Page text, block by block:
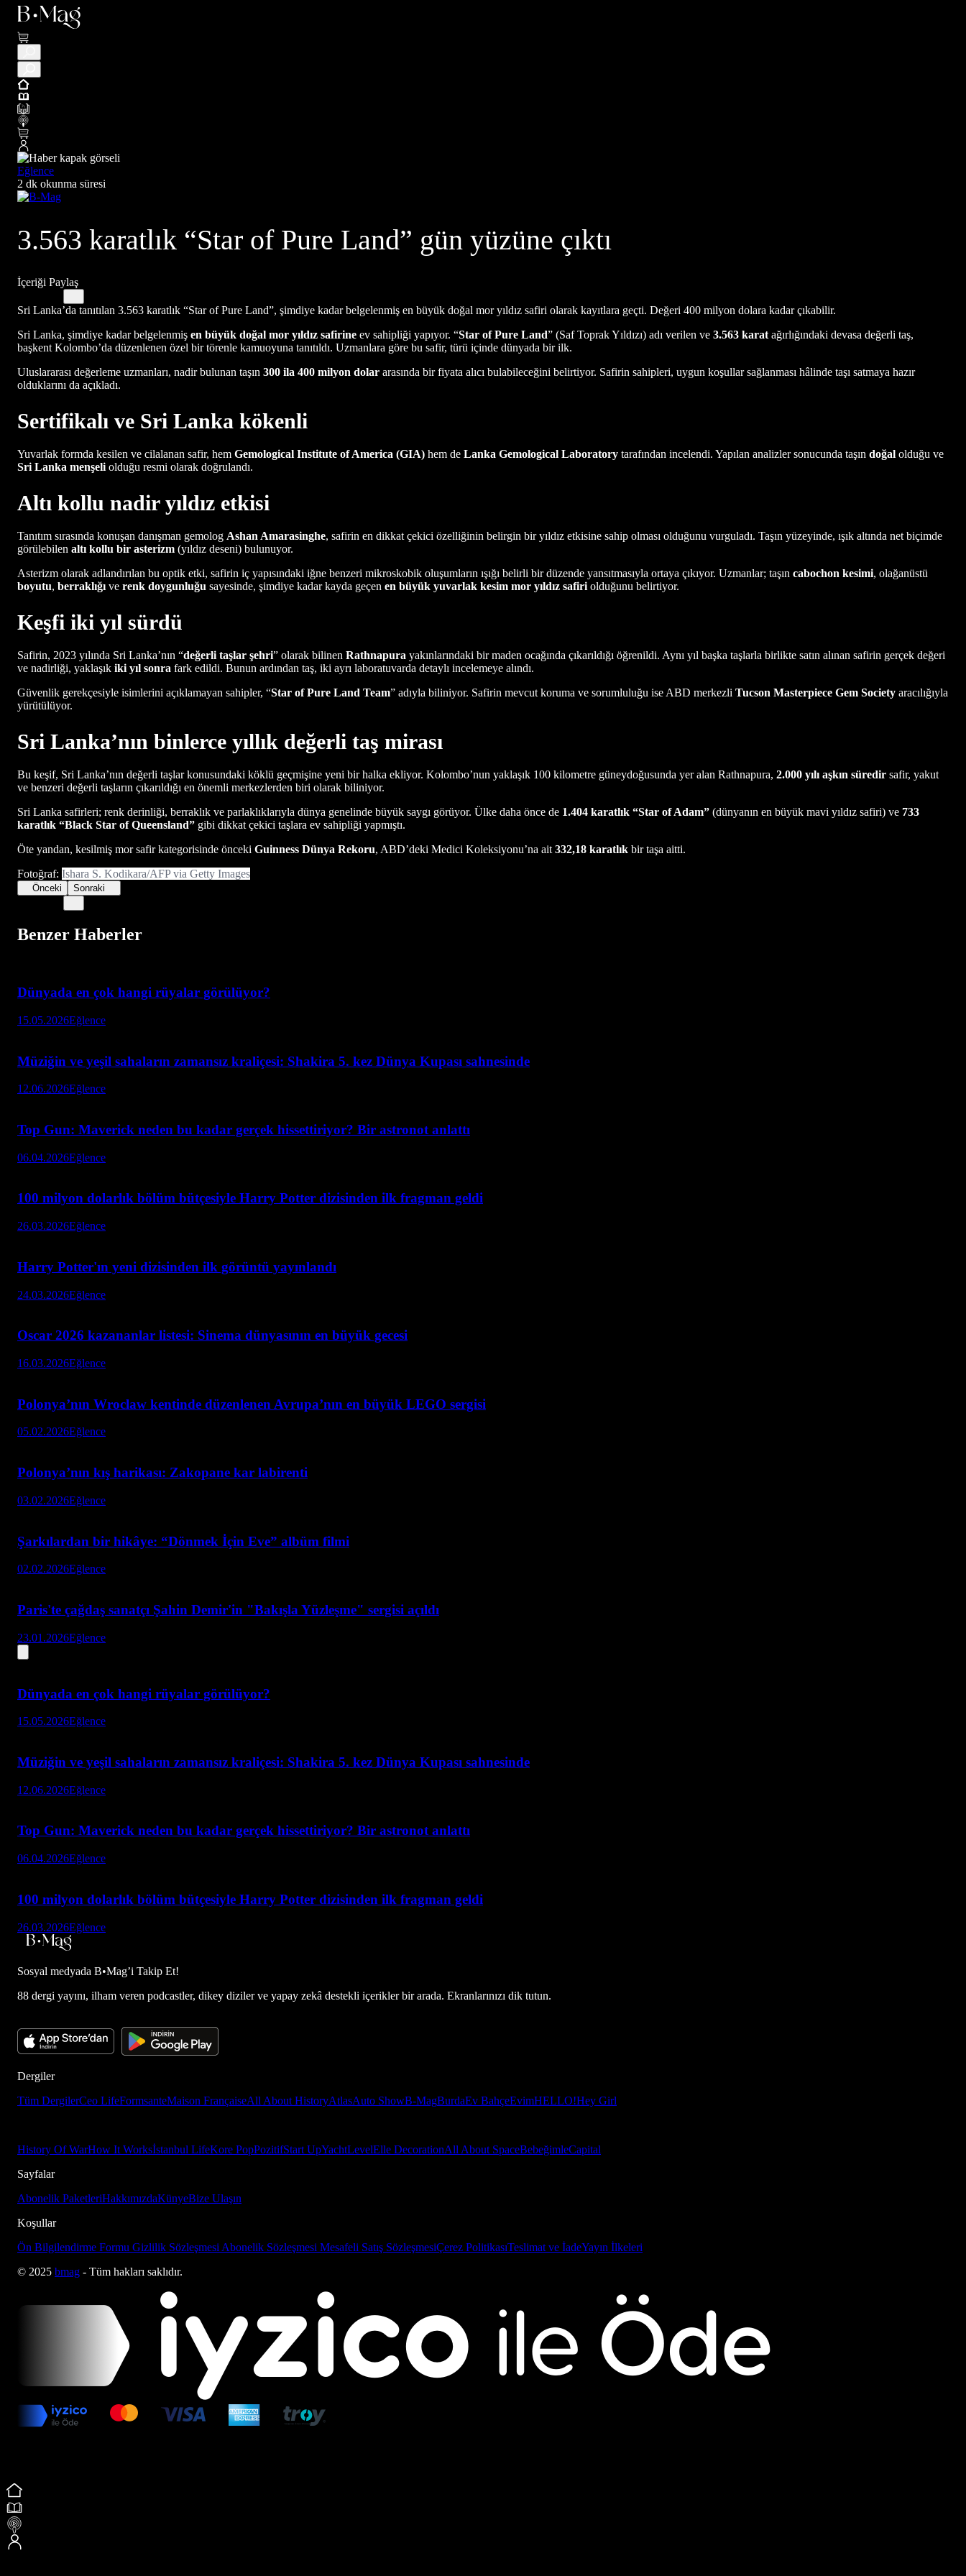
Eğlence
2 dk okunma süresi
3.563 karatlık “Star of Pure Land” gün yüzüne çıktı
İçeriği Paylaş
Sri Lanka’da tanıtılan 3.563 karatlık “Star of Pure Land”, şimdiye kadar belgelenmiş en büyük doğal mor yıldız safiri olarak kayıtlara geçti. Değeri 400 milyon dolara kadar çıkabilir.
Sri Lanka, şimdiye kadar belgelenmiş en büyük doğal mor yıldız safirine ev sahipliği yapıyor. “Star of Pure Land” (Saf Toprak Yıldızı) adı verilen ve 3.563 karat ağırlığındaki devasa değerli taş,
başkent Kolombo’da düzenlenen özel bir törenle kamuoyuna tanıtıldı. Uzmanlara göre bu safir, türü içinde dünyada bir ilk.
Uluslararası değerleme uzmanları, nadir bulunan taşın 300 ila 400 milyon dolar arasında bir fiyata alıcı bulabileceğini belirtiyor. Safirin sahipleri, uygun koşullar sağlanması hâlinde taşı satmaya hazır
olduklarını da açıkladı.
Sertifikalı ve Sri Lanka kökenli
Yuvarlak formda kesilen ve cilalanan safir, hem Gemological Institute of America (GIA) hem de Lanka Gemological Laboratory tarafından incelendi. Yapılan analizler sonucunda taşın doğal olduğu ve
Sri Lanka menşeli olduğu resmi olarak doğrulandı.
Altı kollu nadir yıldız etkisi
Tanıtım sırasında konuşan danışman gemolog Ashan Amarasinghe, safirin en dikkat çekici özelliğinin belirgin bir yıldız etkisine sahip olması olduğunu vurguladı. Taşın yüzeyinde, ışık altında net biçimde
görülebilen altı kollu bir asterizm (yıldız deseni) bulunuyor.
Asterizm olarak adlandırılan bu optik etki, safirin iç yapısındaki iğne benzeri mikroskobik oluşumların ışığı belirli bir düzende yansıtmasıyla ortaya çıkıyor. Uzmanlar; taşın cabochon kesimi, olağanüstü
boyutu, berraklığı ve renk doygunluğu sayesinde, şimdiye kadar kayda geçen en büyük yuvarlak kesim mor yıldız safiri olduğunu belirtiyor.
Keşfi iki yıl sürdü
Safirin, 2023 yılında Sri Lanka’nın “değerli taşlar şehri” olarak bilinen Rathnapura yakınlarındaki bir maden ocağında çıkarıldığı öğrenildi. Aynı yıl başka taşlarla birlikte satın alınan safirin gerçek değeri
ve nadirliği, yaklaşık iki yıl sonra fark edildi. Bunun ardından taş, iki ayrı laboratuvarda detaylı incelemeye alındı.
Güvenlik gerekçesiyle isimlerini açıklamayan sahipler, “Star of Pure Land Team” adıyla biliniyor. Safirin mevcut koruma ve sorumluluğu ise ABD merkezli Tucson Masterpiece Gem Society aracılığıyla
yürütülüyor.
Sri Lanka’nın binlerce yıllık değerli taş mirası
Bu keşif, Sri Lanka’nın değerli taşlar konusundaki köklü geçmişine yeni bir halka ekliyor. Kolombo’nun yaklaşık 100 kilometre güneydoğusunda yer alan Rathnapura, 2.000 yılı aşkın süredir safir, yakut
ve benzeri değerli taşların çıkarıldığı en önemli merkezlerden biri olarak biliniyor.
Sri Lanka safirleri; renk derinliği, berraklık ve parlaklıklarıyla dünya genelinde büyük saygı görüyor. Ülke daha önce de 1.404 karatlık “Star of Adam” (dünyanın en büyük mavi yıldız safiri) ve 733
karatlık “Black Star of Queensland” gibi dikkat çekici taşlara ev sahipliği yapmıştı.
Öte yandan, kesilmiş mor safir kategorisinde önceki Guinness Dünya Rekoru, ABD’deki Medici Koleksiyonu’na ait 332,18 karatlık bir taşa aitti.
Fotoğraf: Ishara S. Kodikara/AFP via Getty Images
Önceki Sonraki
Benzer Haberler
Dünyada en çok hangi rüyalar görülüyor?
15.05.2026Eğlence
Müziğin ve yeşil sahaların zamansız kraliçesi: Shakira 5. kez Dünya Kupası sahnesinde
12.06.2026Eğlence
Top Gun: Maverick neden bu kadar gerçek hissettiriyor? Bir astronot anlattı
06.04.2026Eğlence
100 milyon dolarlık bölüm bütçesiyle Harry Potter dizisinden ilk fragman geldi
26.03.2026Eğlence
Harry Potter'ın yeni dizisinden ilk görüntü yayınlandı
24.03.2026Eğlence
Oscar 2026 kazananlar listesi: Sinema dünyasının en büyük gecesi
16.03.2026Eğlence
Polonya’nın Wroclaw kentinde düzenlenen Avrupa’nın en büyük LEGO sergisi
05.02.2026Eğlence
Polonya’nın kış harikası: Zakopane kar labirenti
03.02.2026Eğlence
Şarkılardan bir hikâye: “Dönmek İçin Eve” albüm filmi
02.02.2026Eğlence
Paris'te çağdaş sanatçı Şahin Demir'in "Bakışla Yüzleşme" sergisi açıldı
23.01.2026Eğlence
Dünyada en çok hangi rüyalar görülüyor?
15.05.2026Eğlence
Müziğin ve yeşil sahaların zamansız kraliçesi: Shakira 5. kez Dünya Kupası sahnesinde
12.06.2026Eğlence
Top Gun: Maverick neden bu kadar gerçek hissettiriyor? Bir astronot anlattı
06.04.2026Eğlence
100 milyon dolarlık bölüm bütçesiyle Harry Potter dizisinden ilk fragman geldi
26.03.2026Eğlence
Sosyal medyada B•Mag’i Takip Et!
88 dergi yayını, ilham veren podcastler, dikey diziler ve yapay zekâ destekli içerikler bir arada. Ekranlarınızı dik tutun.
Dergiler
Tüm DergilerCeo LifeFormsanteMaison FrançaiseAll About HistoryAtlasAuto ShowB-MagBurdaEv BahçeEvimHELLO!Hey Girl
History Of WarHow It Worksİstanbul LifeKore PopPozitifStart UpYachtLevelElle DecorationAll About SpaceBebeğimleCapital
Sayfalar
Abonelik PaketleriHakkımızdaKünyeBize Ulaşın
Koşullar
Ön Bilgilendirme Formu Gizlilik Sözleşmesi Abonelik Sözleşmesi Mesafeli Satış SözleşmesiÇerez PolitikasıTeslimat ve İadeYayın İlkeleri
© 2025 bmag - Tüm hakları saklıdır.